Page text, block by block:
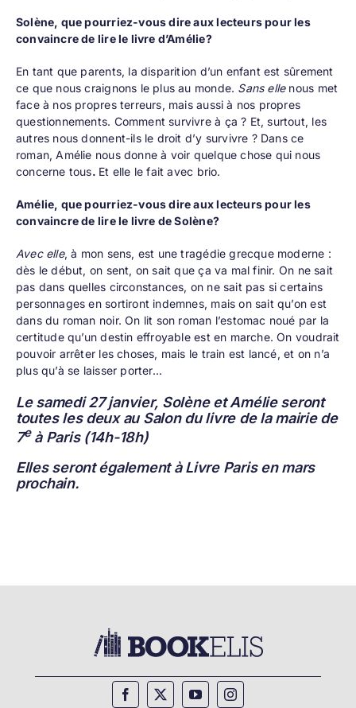
Solène, que pourriez-vous dire aux lecteurs pour les
convaincre de lire le livre d’Amélie?
En tant que parents, la disparition d’un enfant est sûrement
ce que nous craignons le plus au monde. Sans ellenous met
face à nos propres terreurs, mais aussi à nos propres
questionnements. Comment survivre à ça ? Et, surtout, les
autres nous donnent-ils le droit d’y survivre ? Dans ce
roman, Amélie nous donne à voir quelque chose qui nous
concerne tous. Et elle le fait avec brio.
Amélie, que pourriez-vous dire aux lecteurs pour les
convaincre de lire le livre de Solène?
Avec elle, à mon sens, est une tragédie grecque moderne :
dès le début, on sent, on sait que ça va mal finir. On ne sait
pas dans quelles circonstances, on ne sait pas si certains
personnages en sortiront indemnes, mais on sait qu’on est
dans du roman noir. On lit son roman l’estomac noué par la
certitude qu’un destin effroyable est en marche. On voudrait
pouvoir arrêter les choses, mais le train est lancé, et on n’a
plus qu’à se laisser porter...
Le samedi 27 janvier, Solène et Amélie seront
toutes les deux au Salon du livre de la mairie de
7eà Paris (14h-18h)
Elles seront également à Livre Paris en mars
prochain.